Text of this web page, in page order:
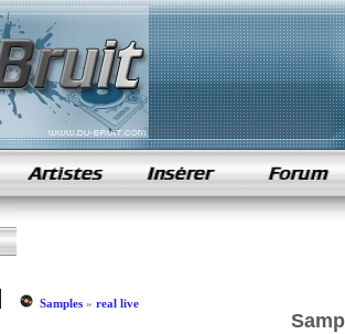
samples de rap
Samples» real live